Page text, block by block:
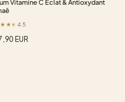
Vitamine C Éclat & Antioxydant
4.5
EUR